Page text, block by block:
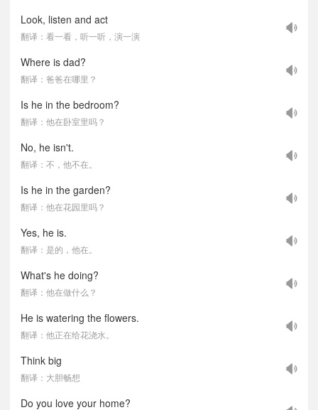
Look, listen and act
翻译：看一看，听一听，演一演
Where is dad?
翻译：爸爸在哪里？
Is he in the bedroom?
翻译：他在卧室里吗？
No, he isn't.
翻译：不，他不在。
Is he in the garden?
翻译：他在花园里吗？
Yes, he is.
翻译：是的，他在。
What's he doing?
翻译：他在做什么？
He is watering the flowers.
翻译：他正在给花浇水。
Think big
翻译：大胆畅想
Do you love your home?